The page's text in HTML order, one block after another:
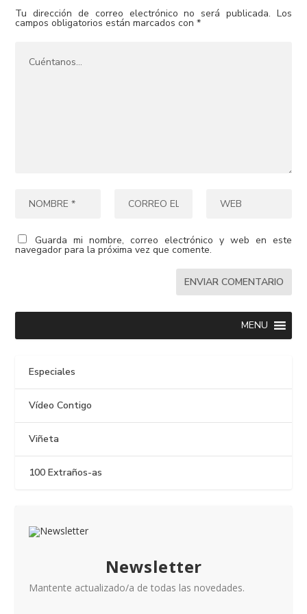
Tu dirección de correo electrónico no será publicada. Los
campos obligatorios están marcados con*
Guarda mi nombre, correo electrónico y web en este
navegador para la próxima vez que comente.
MENU
Especiales
Vídeo Contigo
Viñeta
100 Extraños-as
Newsletter
Mantente actualizado/a de todas las novedades.